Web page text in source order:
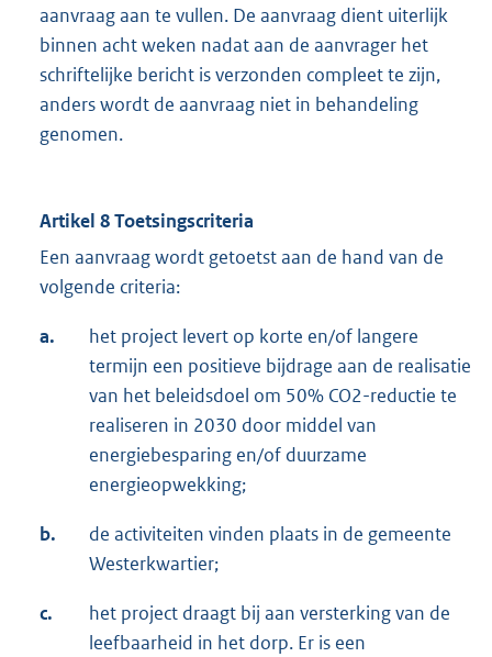
aanvraag aan te vullen. De aanvraag dient uiterlijk
binnen acht weken nadat aan de aanvrager het
schriftelijke bericht is verzonden compleet te zijn,
anders wordt de aanvraag niet in behandeling
genomen.
Artikel 8 Toetsingscriteria
Een aanvraag wordt getoetst aan de hand van de
volgende criteria:
a.
het project levert op korte en/of langere
termijn een positieve bijdrage aan de realisatie
van het beleidsdoel om 50% CO2-reductie te
realiseren in 2030 door middel van
energiebesparing en/of duurzame
energieopwekking;
b.
de activiteiten vinden plaats in de gemeente
Westerkwartier;
c.
het project draagt bij aan versterking van de
leefbaarheid in het dorp. Er is een